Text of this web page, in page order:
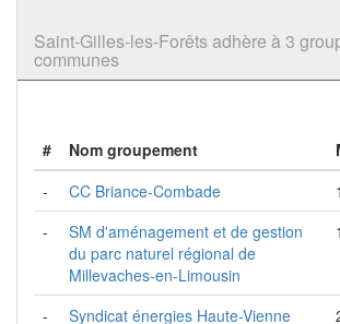
Saint-Gilles-les-Forêts adhère à 3
communes
# Nom groupement
-
CC Briance-Combade
-
SM d'aménagement et de gestion
du parc naturel régional de
Millevaches-en-Limousin
- Syndicat énergies Haute-Vienne